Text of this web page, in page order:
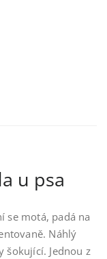
u psa
se motá, padá na
Náhlý
šokující. Jednou z